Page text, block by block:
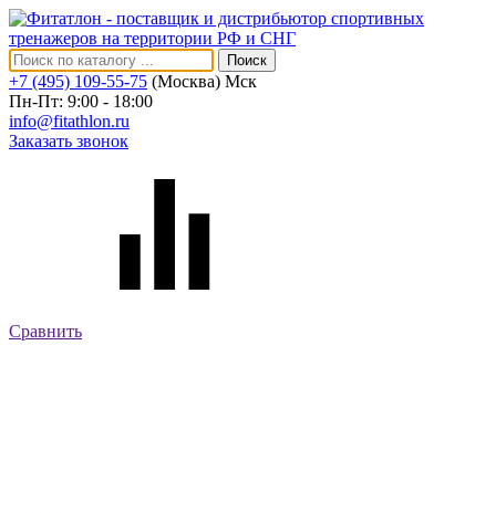
Поиск
+7 (495) 109-55-75 (Москва) Мск
Пн-Пт: 9:00 - 18:00
info@fitathlon.ru
Заказать звонок
Сравнить